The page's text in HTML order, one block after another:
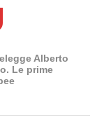
Alberto
Le prime